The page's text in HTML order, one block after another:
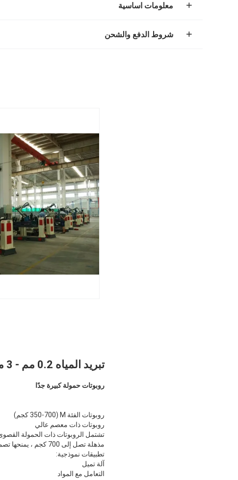
معلومات اساسية
شروط الدفع والشحن
تبريد المياه 0.2 مم - 3 مم 9KW آلة قطع لحام روبوت ، آلة لحام روبوت بالليزر
روبوتات حمولة كبيرة جدًا
روبوتات الفئة M (350-700 كجم)
روبوتات ذات معصم عالي
مذهلة تصل إلى 700 كجم ، يمنحها تصميم خط الروبوت المبتكر القدرة على رفع ومعالجة الأحمال الثقيلة بسهولة كبيرة ودقة عالية.
تطبيقات نموذجية:
آلة تميل
التعامل مع المواد